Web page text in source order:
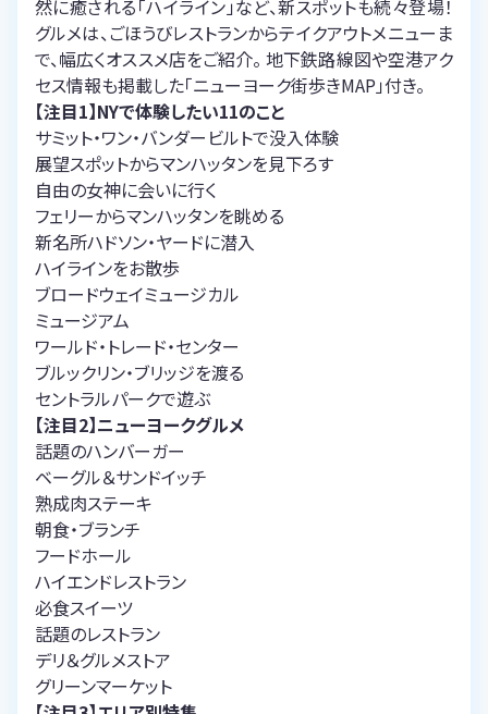
然に癒される「ハイライン」など、新スポットも続々登場！
グルメは、ごほうびレストランからテイクアウトメニューま
で、幅広くオススメ店をご紹介。 地下鉄路線図や空港アク
セス情報も掲載した「ニューヨーク街歩きMAP」付き。
【注目1】NYで体験したい11のこと
サミット・ワン・バンダービルトで没入体験
展望スポットからマンハッタンを見下ろす
自由の女神に会いに行く
フェリーからマンハッタンを眺める
新名所ハドソン・ヤードに潜入
ハイラインをお散歩
ブロードウェイミュージカル
ミュージアム
ワールド・トレード・センター
ブルックリン・ブリッジを渡る
セントラルパークで遊ぶ
【注目2】ニューヨークグルメ
話題のハンバーガー
ベーグル＆サンドイッチ
熟成肉ステーキ
朝食・ブランチ
フードホール
ハイエンドレストラン
必食スイーツ
話題のレストラン
デリ＆グルメストア
グリーンマーケット